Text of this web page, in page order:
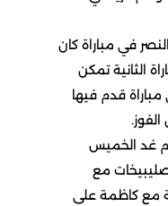
في مباراة كان
الثانية تمكن
قدم فيها
مباريات الجولة ال12 يوم غد الخميس
مع
مع كاظمة على